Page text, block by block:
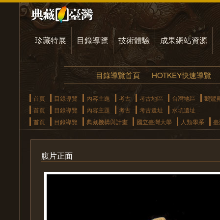
珍藏特展 目錄導覽 技術體驗 成果網站資源
目錄導覽首頁 HOTKEY快速導覽
首頁 目錄導覽 內容主題 考古 考古地區 台灣地區
鵝鸞
首頁
目錄導覽 內容主題 考古 考古遺址
水坑遺址
首頁
目錄導覽 典藏機構與計畫 國立臺灣大學 人類學系
腹片正面